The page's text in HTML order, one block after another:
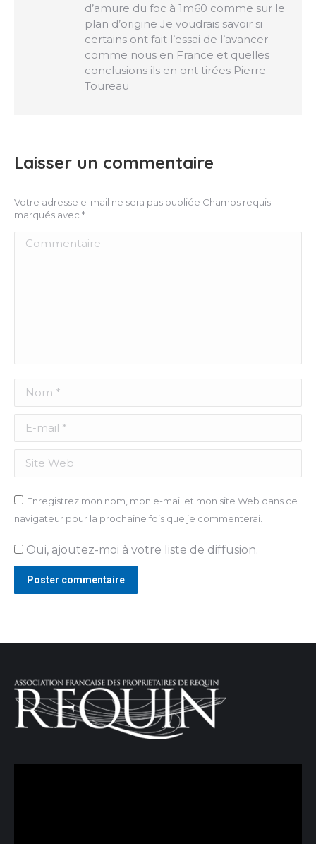
d’amure du foc à 1m60 comme sur le
plan d’origine Je voudrais savoir si
certains ont fait l’essai de l’avancer
comme nous en France et quelles
conclusions ils en ont tirées Pierre
Toureau
Laisser un commentaire
Votre adresse e-mail ne sera pas publiée Champs requis
marqués avec *
Commentaire
Nom *
E-mail *
Site Web
Enregistrez mon nom, mon e-mail et mon site Web dans ce
navigateur pour la prochaine fois que je commenterai.
Oui, ajoutez-moi à votre liste de diffusion.
Poster commentaire